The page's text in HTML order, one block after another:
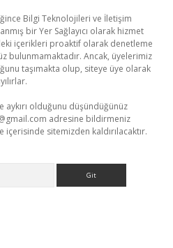
Bilgi Teknolojileri ve İletişim
bir Yer Sağlayıcı olarak hizmet
içerikleri proaktif olarak denetleme
bulunmamaktadır. Ancak, üyelerimiz
taşımakta olup, siteye üye olarak
aykırı olduğunu düşündüğünüz
adresine bildirmeniz
sitemizden kaldırılacaktır.